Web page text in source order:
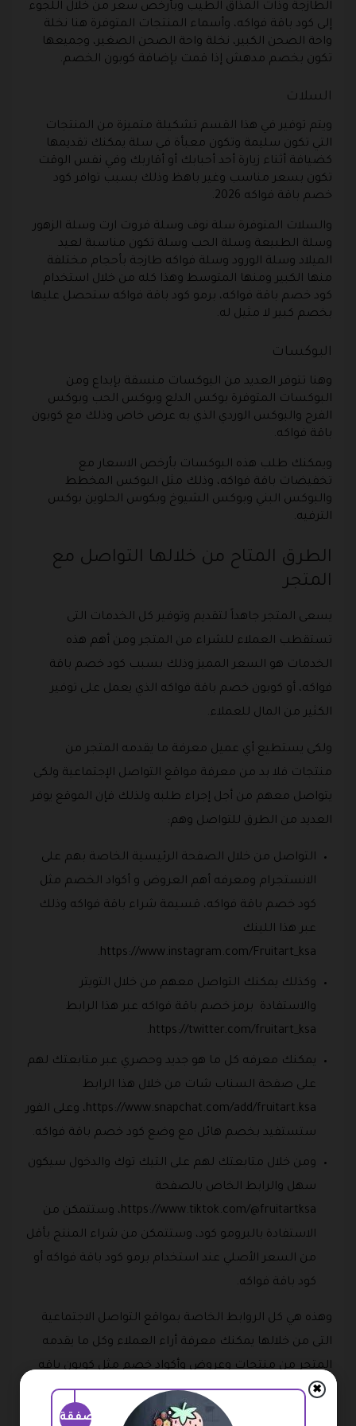
الطازجة وذات المذاق الطيب وبأرخص سعر من خلال اللجوء
إلى كود باقة فواكه، وأسماء المنتجات المتوفرة هنا نخلة
واحة الصحن الكبير، نخلة واحة الصحن الصغير، وجميعها
تكون بخصم مدهش إذا قمت بإضافة كوبون الخصم.
السلات
ويتم توفير في هذا القسم تشكيلة متميزة من المنتجات
التي تكون سليمة وتكون معبأة في سلة يمكنك تقديمها
كضيافة أثناء زيارة أحد أحبابك أو أقاربك وفي نفس الوقت
تكون بسعر مناسب وغير باهظ وذلك بسبب توافر كود
خصم باقة فواكه 2026.
والسلات المتوفرة سلة نوف وسلة فروت ارت وسلة الزهور
وسلة الطبيعة وسلة الحب وسلة تكون مناسبة لعيد
الميلاد وسلة الورود وسلة فواكه طازجة بأحجام مختلفة
منها الكبير ومنها المتوسط وهذا كله من خلال استخدام
كود خصم باقة فواكه، برمو كود باقة فواكه ستحصل عليها
بخصم كبير لا مثيل له.
البوكسات
وهنا تتوفر العديد من البوكسات منسقة بإبداع ومن
البوكسات المتوفرة بوكس الدلع وبوكس الحب وبوكس
الفرح والبوكس الوردي الذي به عرض خاص وذلك مع كوبون
باقة فواكه.
ويمكنك طلب هذه البوكسات بأرخص الاسعار مع
تخفيضات باقة فواكه، وذلك مثل البوكس المخطط
والبوكس البني وبوكس الشيوخ وبكوس الحلوين بوكس
الترفيه.
الطرق المتاح من خلالها التواصل مع
المتجر
يسعى المتجر جاهداً لتقديم وتوفير كل الخدمات التى
تستقطب العملاء للشراء من المتجر ومن أهم هذه
الخدمات هو السعر المميز وذلك بسبب كود خصم باقة
فواكه، أو كوبون خصم باقة فواكه الذي يعمل على توفير
الكثير من المال للعملاء.
ولكى يستطيع أي عميل معرفة ما يقدمه المتجر من
منتجات فلا بد من معرفة مواقع التواصل الإجتماعية ولكى
يتواصل معهم من أجل إجراء طلبه ولذلك فإن الموقع يوفر
العديد من الطرق للتواصل وهم:
التواصل من خلال الصفحة الرئيسية الخاصة بهم على
الانستجرام ومعرفه أهم العروض و أكواد الخصم مثل
كود خصم باقة فواكه، قسيمة شراء باقة فواكه وذلك
عبر هذا اللينك
https://www.instagram.com/Fruitart_ksa.
وكذلك يمكنك التواصل معهم من خلال التويتر
والاستفادة برمز خصم باقة فواكه عبر هذا الرابط
https://twitter.com/fruitart_ksa.
يمكنك معرفه كل ما هو جديد وحصري عبر متابعتك لهم
على صفحة السناب شات من خلال هذا الرابط
https://www.snapchat.com/add/fruitart.ksa، وعلى الفور
ستستفيد بخصم هائل مع وضع كود خصم باقة فواكه.
ومن خلال متابعتك لهم على التيك توك والدخول سيكون
سهل والرابط الخاص بالصفحة
https://www.tiktok.com/@fruitartksa، وستتمكن من
الاستفادة بالبرومو كود، وستتمكن من شراء المنتج بأقل
من السعر الأصلي عند استخدام برمو كود باقة فواكه أو
كود باقة فواكه.
وهذه هي كل الروابط الخاصة بمواقع التواصل الاجتماعية
التى من خلالها يمكنك معرفة أراء العملاء وكل ما يقدمه
المتجر من منتجات وعروض وأكواد خصم مثل كوبون باقه
فواكه.
صفقة
✖